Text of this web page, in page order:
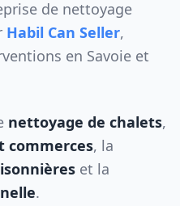
de nettoyage
Habil Can Seller,
en Savoie et
nettoyage de chalets,
commerces, la
et la
.